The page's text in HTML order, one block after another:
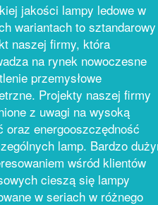
jakości lampy ledowe w
wariantach to sztandarowy
naszej firmy, która
na rynek nowoczesne
przemysłowe
Projekty naszej firmy
z uwagi na wysoką
oraz energooszczędność
lamp. Bardzo
wśród klientów
cieszą się lampy
w seriach w różnego